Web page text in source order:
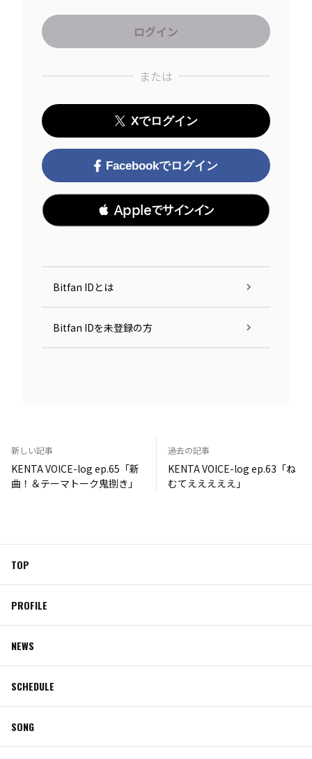
または
Xでログイン
Facebookでログイン
 Appleでサインイン
Bitfan IDとは
Bitfan IDを未登録の方
新しい記事
KENTA VOICE-log ep.65「新
曲！＆テーマトーク鬼捌き」
過去の記事
KENTA VOICE-log ep.63「ね
むてえええええ」
TOP
PROFILE
NEWS
SCHEDULE
SONG